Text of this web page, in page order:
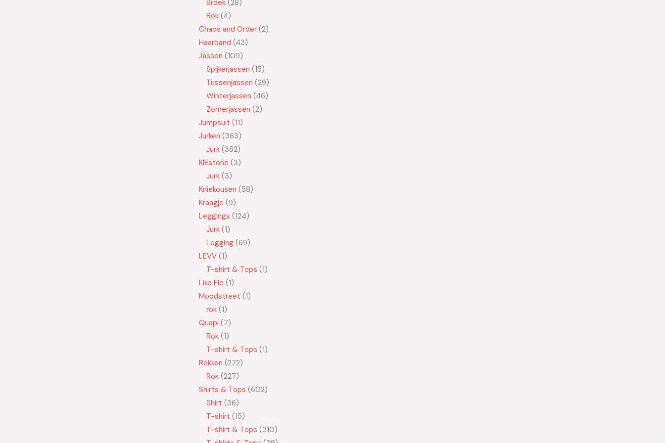
Broek 28
Rok 4
Chaos and Order 2
Haarband 43
Jassen 109
Spijkerjassen 15
Tussenjassen 29
Winterjassen 46
Zomerjassen 2
Jumpsuit 11
Jurken 363
Jurk 352
KIEstone 3
Jurk 3
Kniekousen 58
Kraagje 9
Leggings 124
Jurk 1
Legging 69
LEVV 1
T-shirt & Tops 1
Like Flo 1
Moodstreet 1
rok 1
Quapi 7
Rok 1
T-shirt & Tops 1
Rokken 272
Rok 227
Shirts & Tops 602
Shirt 36
T-shirt 15
T-shirt & Tops 310